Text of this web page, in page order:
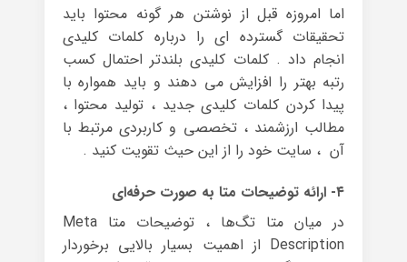
اما امروزه قبل از نوشتن هر گونه محتوا باید
تحقیقات گسترده ای را درباره کلمات کلیدی
انجام داد . کلمات کلیدی بلندتر احتمال کسب
رتبه بهتر را افزایش می دهند و باید همواره با
پیدا کردن کلمات کلیدی جدید ، تولید محتوا ،
مطالب ارزشمند ، تخصصی و کاربردی مرتبط با
آن ، سایت خود را از این حیث تقویت کنید .
۴- ارائه توضیحات متا به صورت حرفه‌ای
در میان متا تگ‌ها ، توضیحات متا Meta
Description از اهمیت بسیار بالایی برخوردار